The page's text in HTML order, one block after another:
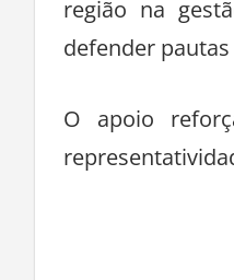
região na
defender
O apoio